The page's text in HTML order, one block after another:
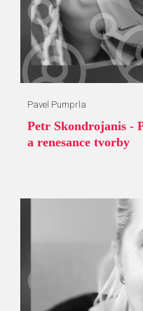
Pavel Pumprla
Petr Skondrojanis -
a renesance tvorby